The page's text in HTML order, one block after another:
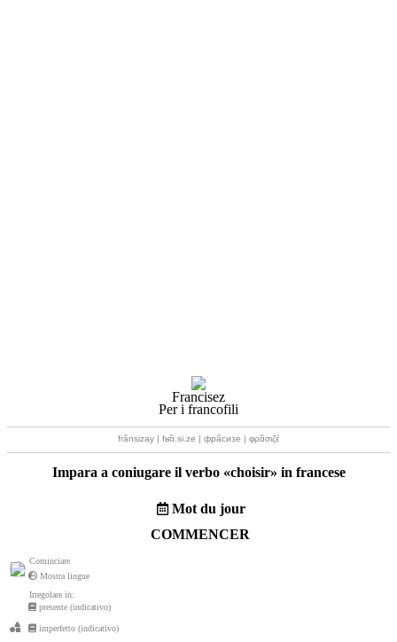
Francisez
Per i francofili
frãnsizay | fʁɑ̃.si.ze | фрãсизе | φρɑ̃σιζέ
Impara a coniugare il verbo «choisir» in francese
Mot du jour
COMMENCER
Cominciare
Mostra lingue
Irregolare in:
presente (indicativo)
imperfetto (indicativo)